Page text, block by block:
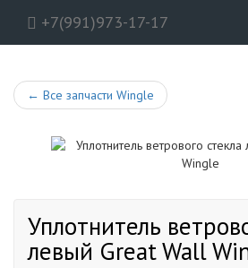
+7(991)973-17-17
← Все запчасти Wingle
Уплотнитель
левый Great Wall